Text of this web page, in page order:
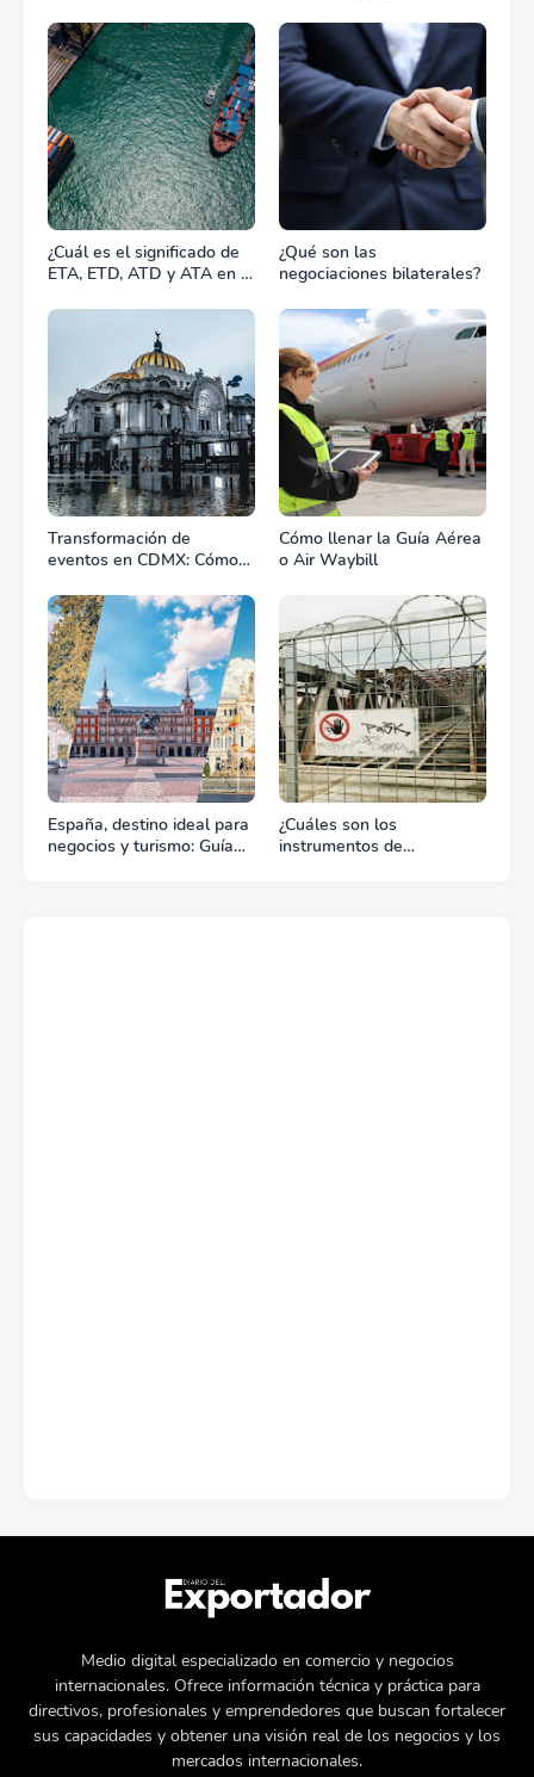
combate?
¿Cuál es el significado de
ETA, ETD, ATD y ATA en el
¿Qué son las
negociaciones bilaterales?
Transformación de
eventos en CDMX: Cómo
equipos define el éxito de
tu celebración
Cómo llenar la Guía Aérea
o Air Waybill
España, destino ideal para
negocios y turismo: Guía
¿Cuáles son los
instrumentos de
Medio digital especializado en comercio y negocios
internacionales. Ofrece información técnica y práctica para
directivos, profesionales y emprendedores que buscan fortalecer
sus capacidades y obtener una visión real de los negocios y los
mercados internacionales.